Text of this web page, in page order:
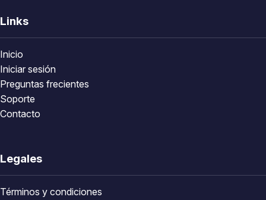
Links
Inicio
Iniciar sesión
Preguntas frecientes
Soporte
Contacto
Legales
Términos y condiciones